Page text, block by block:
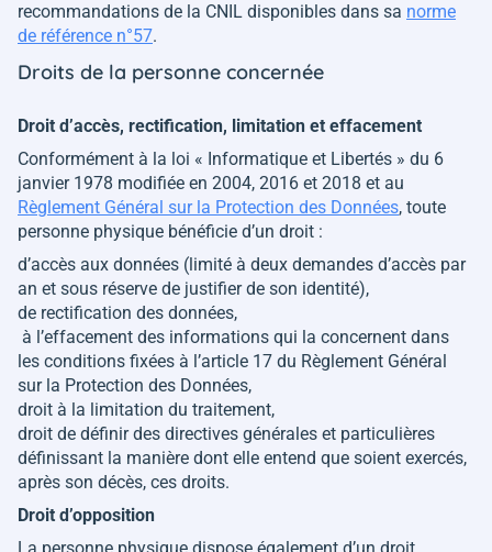
recommandations de la CNIL disponibles dans sa norme
de référence n°57.
Droits de la personne concernée
Droit d’accès, rectification, limitation et effacement
Conformément à la loi « Informatique et Libertés » du 6
janvier 1978 modifiée en 2004, 2016 et 2018 et au
Règlement Général sur la Protection des Données, toute
personne physique bénéficie d’un droit :
d’accès aux données (limité à deux demandes d’accès par
an et sous réserve de justifier de son identité),
de rectification des données,
à l’effacement des informations qui la concernent dans
les conditions fixées à l’article 17 du Règlement Général
sur la Protection des Données,
droit à la limitation du traitement,
droit de définir des directives générales et particulières
définissant la manière dont elle entend que soient exercés,
après son décès, ces droits.
Droit d’opposition